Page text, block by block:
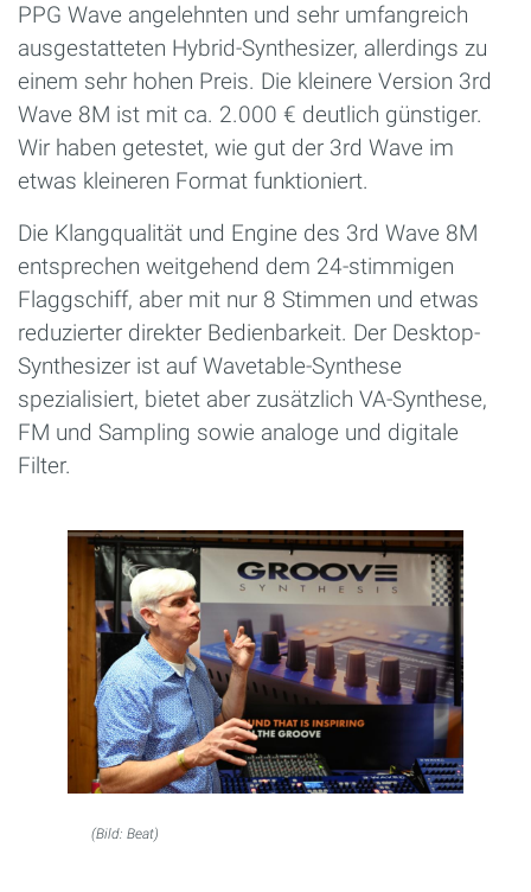
PPG Wave angelehnten und sehr umfangreich
ausgestatteten Hybrid-Synthesizer, allerdings zu
einem sehr hohen Preis. Die kleinere Version 3rd
Wave 8M ist mit ca. 2.000 € deutlich günstiger.
Wir haben getestet, wie gut der 3rd Wave im
etwas kleineren Format funktioniert.
Die Klangqualität und Engine des 3rd Wave 8M
entsprechen weitgehend dem 24-stimmigen
Flaggschiff, aber mit nur 8 Stimmen und etwas
reduzierter direkter Bedienbarkeit. Der Desktop-
Synthesizer ist auf Wavetable-Synthese
spezialisiert, bietet aber zusätzlich VA-Synthese,
FM und Sampling sowie analoge und digitale
Filter.
(Bild: Beat)